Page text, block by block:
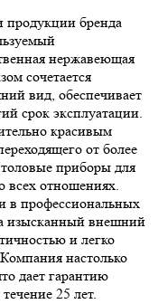
бренда
нержавеющая
сочетается
вид, обеспечивает
срок эксплуатации.
красивым
от более
приборы для
всех отношениях.
в профессиональных
изысканный внешний
и легко
настолько
дает гарантию
25 лет.